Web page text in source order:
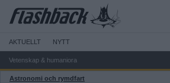
AKTUELLT NYTT
Vetenskap & humaniora
Astronomi och rymdfart